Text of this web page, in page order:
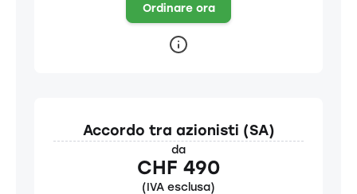
Ordinare ora
Accordo tra azionisti (SA)
da
CHF 490
(IVA esclusa)